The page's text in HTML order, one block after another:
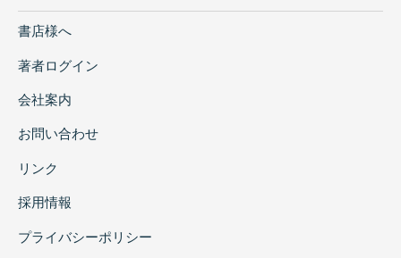
書店様へ
著者ログイン
会社案内
お問い合わせ
リンク
採用情報
プライバシーポリシー